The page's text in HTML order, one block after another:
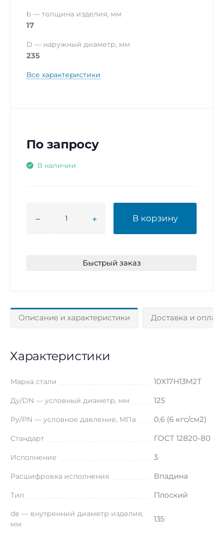
b — толщина изделия, мм
17
D — наружный диаметр, мм
235
Все характеристики
По запросу
В наличии
В корзину
Быстрый заказ
Описание и характеристики Доставка и
Характеристики
Марка стали 10Х17Н13М2Т
Ду/DN — условный диаметр, мм 125
Ру/PN — условное давление, МПа 0,6 (6 кгс/см2)
Стандарт ГОСТ 12820-80
Исполнение 3
Расшифровка исполнения Впадина
Тип Плоский
dв — внутренний диаметр изделия,
мм
135